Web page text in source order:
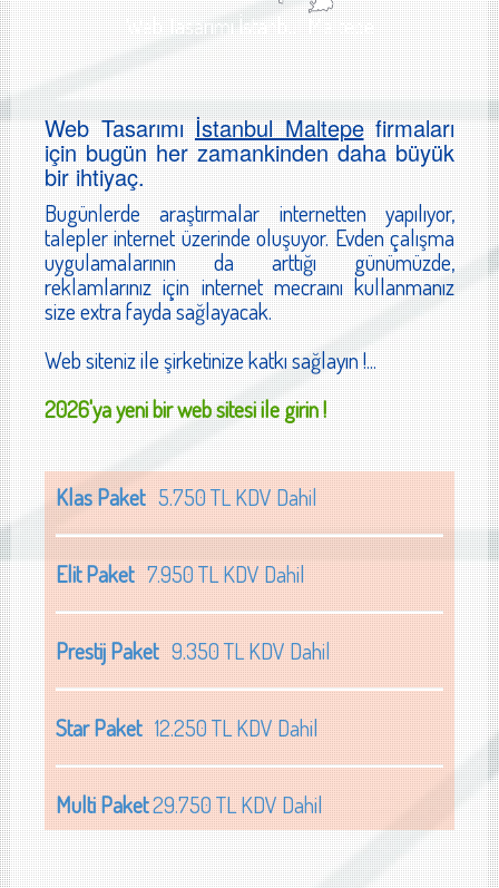
Web Tasarımı İstanbul Maltepe
Web Tasarımıİstanbul Maltepefirmaları
için bugün her zamankinden daha büyük
bir ihtiyaç.
Bugünlerde araştırmalar internetten yapılıyor,
talepler internet üzerinde oluşuyor. Evden çalışma
uygulamalarının da arttığı günümüzde,
reklamlarınız için internet mecraını kullanmanız
size extra fayda sağlayacak.
Web siteniz ile şirketinize katkı sağlayın !...
2026'ya yeni bir web sitesi ile girin !
Klas Paket5.750 TL KDV Dahil
Elit Paket7.950 TL KDV Dahil
Prestij Paket9.350 TL KDV Dahil
Star Paket12.250 TL KDV Dahil
Multi Paket29.750 TL KDV Dahil